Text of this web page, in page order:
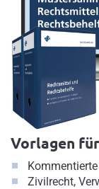
Vorlagen
Zivilrecht,